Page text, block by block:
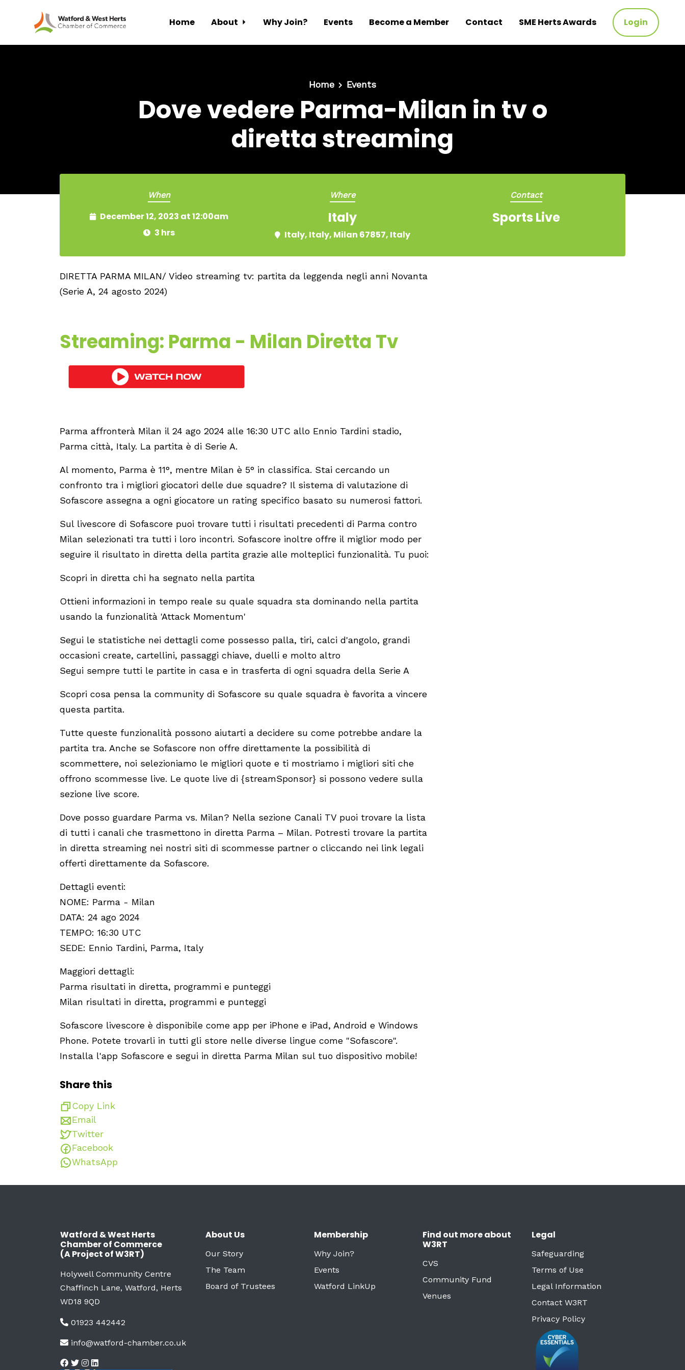
Home About Why Join? Events Become a Member Contact SME Herts Awards Login
Home Events
Dove vedere Parma-Milan in tv o
diretta streaming
When
December 12, 2023 at 12:00am
3 hrs
Where
Italy
Italy, Italy, Milan 67857, Italy
Contact
Sports Live
DIRETTA PARMA MILAN/ Video streaming tv: partita da leggenda negli anni Novanta
(Serie A, 24 agosto 2024)
Streaming: ​Parma - Milan Diretta Tv
Parma affronterà Milan il 24 ago 2024 alle 16:30 UTC allo Ennio Tardini stadio,
Parma città, Italy. La partita è di Serie A.
Al momento, Parma è 11°, mentre Milan è 5° in classifica. Stai cercando un
confronto tra i migliori giocatori delle due squadre? Il sistema di valutazione di
Sofascore assegna a ogni giocatore un rating specifico basato su numerosi fattori.
Sul livescore di Sofascore puoi trovare tutti i risultati precedenti di Parma contro
Milan selezionati tra tutti i loro incontri. Sofascore inoltre offre il miglior modo per
seguire il risultato in diretta della partita grazie alle molteplici funzionalità. Tu puoi:
Scopri in diretta chi ha segnato nella partita
Ottieni informazioni in tempo reale su quale squadra sta dominando nella partita
usando la funzionalità 'Attack Momentum'
Segui le statistiche nei dettagli come possesso palla, tiri, calci d'angolo, grandi
occasioni create, cartellini, passaggi chiave, duelli e molto altro
Segui sempre tutti le partite in casa e in trasferta di ogni squadra della Serie A
Scopri cosa pensa la community di Sofascore su quale squadra è favorita a vincere
questa partita.
Tutte queste funzionalità possono aiutarti a decidere su come potrebbe andare la
partita tra. Anche se Sofascore non offre direttamente la possibilità di
scommettere, noi selezioniamo le migliori quote e ti mostriamo i migliori siti che
offrono scommesse live. Le quote live di {streamSponsor} si possono vedere sulla
sezione live score.
Dove posso guardare Parma vs. Milan? Nella sezione Canali TV puoi trovare la lista
di tutti i canali che trasmettono in diretta Parma – Milan. Potresti trovare la partita
in diretta streaming nei nostri siti di scommesse partner o cliccando nei link legali
offerti direttamente da Sofascore.
Dettagli eventi:
NOME: Parma - Milan
DATA: 24 ago 2024
TEMPO: 16:30 UTC
SEDE: Ennio Tardini, Parma, Italy
Maggiori dettagli:
Parma risultati in diretta, programmi e punteggi
Milan risultati in diretta, programmi e punteggi
Sofascore livescore è disponibile come app per iPhone e iPad, Android e Windows
Phone. Potete trovarli in tutti gli store nelle diverse lingue come "Sofascore".
Installa l'app Sofascore e segui in diretta Parma Milan sul tuo dispositivo mobile!
Share this
Copy Link
Email
Twitter
Facebook
WhatsApp
Watford & West Herts
Chamber of Commerce
(A Project of W3RT)
Holywell Community Centre
Chaffinch Lane, Watford, Herts
WD18 9QD
01923 442442
info@watford-chamber.co.uk
About Us
Our Story
The Team
Board of Trustees
Membership
Why Join?
Events
Watford LinkUp
Find out more about
W3RT
CVS
Community Fund
Venues
Legal
Safeguarding
Terms of Use
Legal Information
Contact W3RT
Privacy Policy